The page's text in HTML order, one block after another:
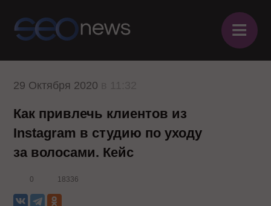
≡
29 Октября 2020
Как привлечь клиентов из
Instagram в студию по уходу
за волосами. Кейс
0 18336